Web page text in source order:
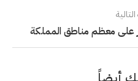
على معظم مناطق المملكة